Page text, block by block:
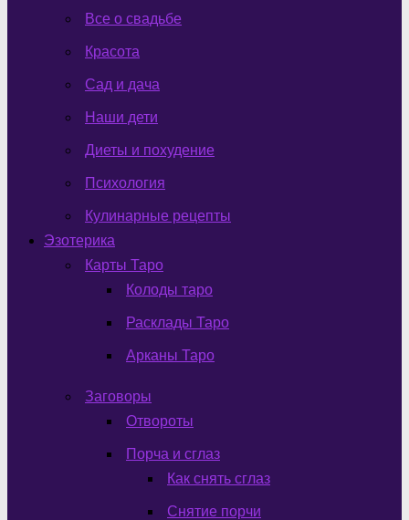
Все о свадьбе
Красота
Сад и дача
Наши дети
Диеты и похудение
Психология
Кулинарные рецепты
Эзотерика
Карты Таро
Колоды таро
Расклады Таро
Арканы Таро
Заговоры
Отвороты
Порча и сглаз
Как снять сглаз
Снятие порчи